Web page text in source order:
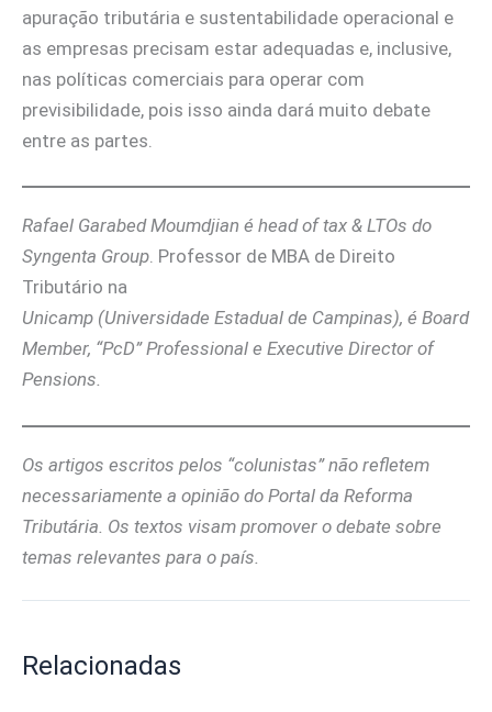
apuração tributária e sustentabilidade operacional e
as empresas precisam estar adequadas e, inclusive,
nas políticas comerciais para operar com
previsibilidade, pois isso ainda dará muito debate
entre as partes.
Rafael Garabed Moumdjian é head of tax & LTOs do
Syngenta Group. Professor de MBA de Direito
Tributário na
Unicamp (Universidade Estadual de Campinas), é Board
Member, “PcD” Professional e Executive Director of
Pensions.
Os artigos escritos pelos “colunistas” não refletem
necessariamente a opinião do Portal da Reforma
Tributária. Os textos visam promover o debate sobre
temas relevantes para o país.
Relacionadas